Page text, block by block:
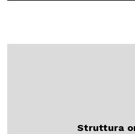
Struttura